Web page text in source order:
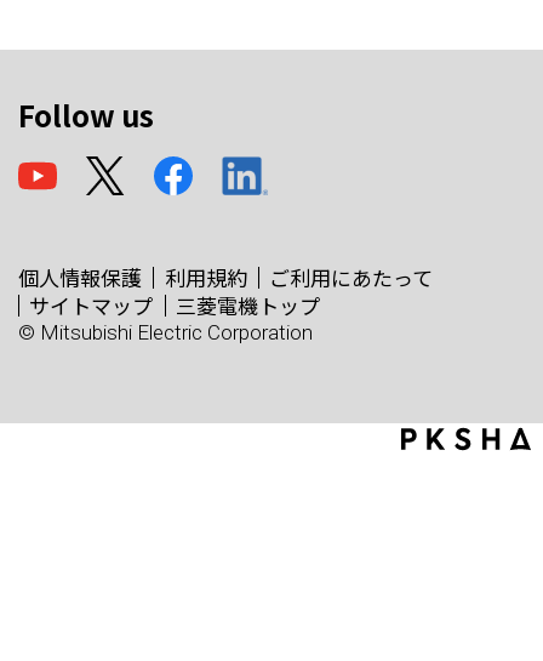
Follow us
個人情報保護 利用規約
ご利用にあたって
サイトマップ
三菱電機トップ
© Mitsubishi Electric Corporation